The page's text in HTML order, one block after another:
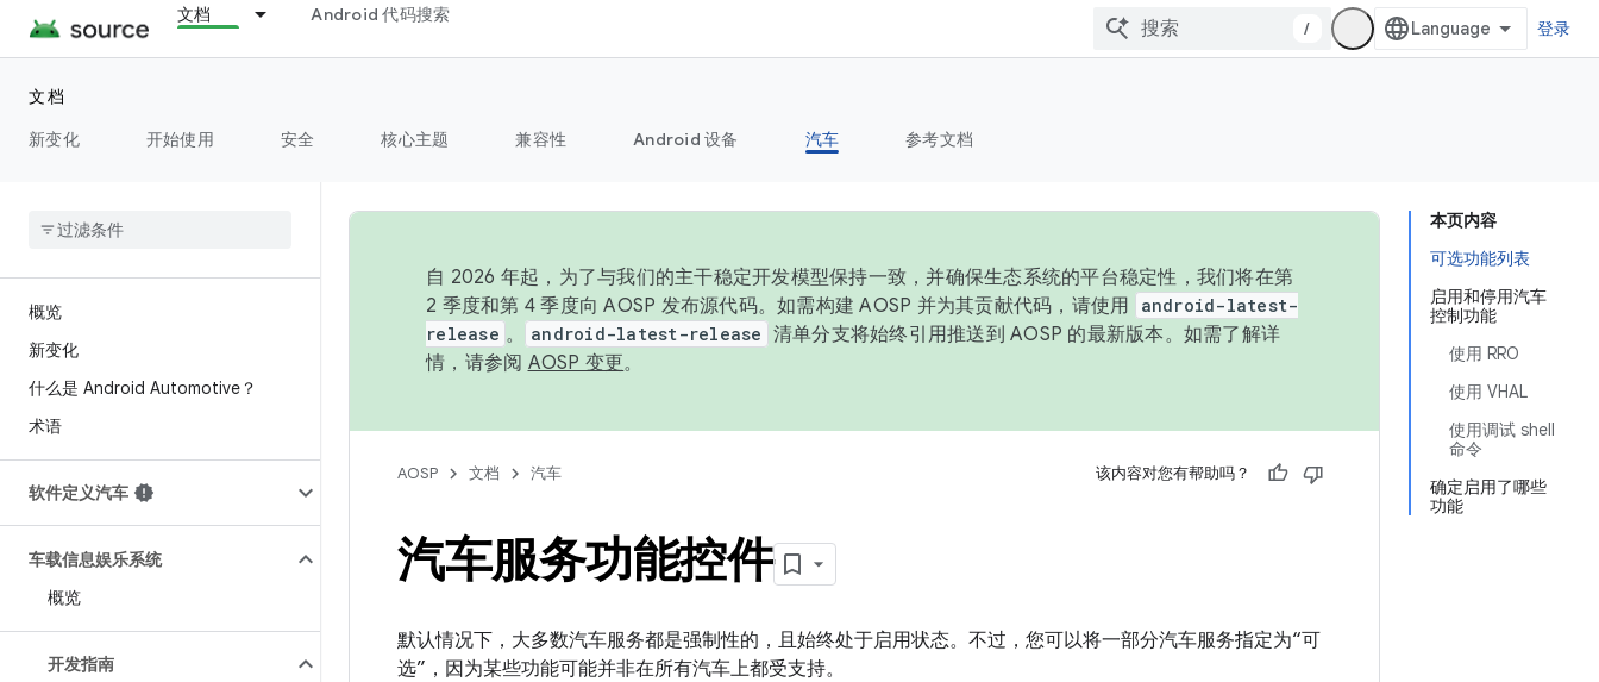
文档 Android 代码搜索
/ 登录
文档
新变化
开始使用 安全 核心主题 兼容性 Android 设备 汽车 参考文档
概览
新变化
什么是 Android Automotive？
术语
软件定义汽车
车载信息娱乐系统
概览
开发指南
本页内容
可选功能列表
启用和停用汽车
控制功能
使用 RRO
使用 VHAL
使用调试 shell
命令
确定启用了哪些
功能
自 2026 年起，为了与我们的主干稳定开发模型保持一致，并确保生态系统的平台稳定性，我们将在第
2 季度和第 4 季度向 AOSP 发布源代码。如需构建 AOSP 并为其贡献代码，请使用
android-latest-
release 。 android-latest-release 清单分支将始终引用推送到 AOSP 的最新版本。如需了解详
情，请参阅 AOSP 变更。
AOSP 文档 汽车 该内容对您有帮助吗？
汽车服务功能控件
默认情况下，大多数汽车服务都是强制性的，且始终处于启用状态。不过，您可以将一部分汽车服务指定为“可
选”，因为某些功能可能并非在所有汽车上都受支持。